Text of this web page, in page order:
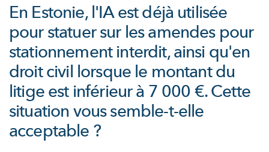
En Estonie, l'IA est déjà utilisée
pour statuer sur les amendes pour
stationnement interdit, ainsi qu'en
droit civil lorsque le montant du
litige est inférieur à 7 000 €. Cette
situation vous semble-t-elle
acceptable ?